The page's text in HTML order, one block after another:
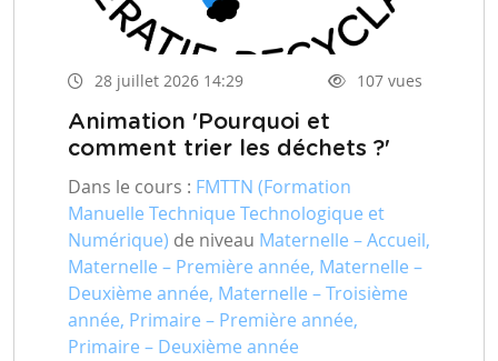
28 juillet 2026 14:29 107 vues
Animation 'Pourquoi et
comment trier les déchets ?'
Dans le cours : FMTTN (Formation
Manuelle Technique Technologique et
Numérique) de niveau Maternelle – Accueil,
Maternelle – Première année, Maternelle –
Deuxième année, Maternelle – Troisième
année, Primaire – Première année,
Primaire – Deuxième année